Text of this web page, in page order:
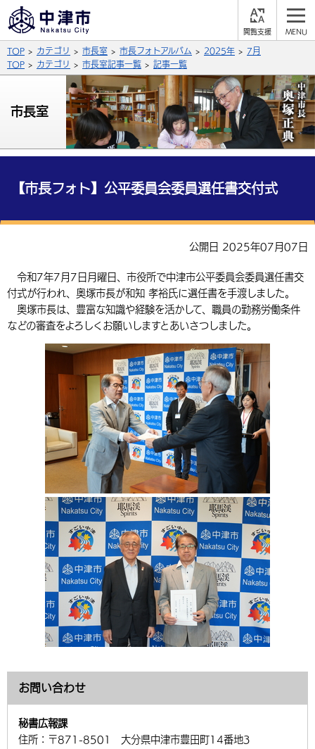
支
背景色
青 白
文字の大きさ
拡大 標準 縮小
言語を選択
英語（English） 中国語（簡体字）
中国語（繁体字） 韓国語（한국어）
組織案内
公式SNS
X (Twitter) YouTube
サイト内検索
総合メニュー
保険・年金
福祉・介護 健康・予防
税金 住宅・インフラ
環境・衛生 生涯学習・スポーツ・人権
外国人の方向け情報
入札・契約 産業・雇用
農林水産業 税金
都市整備
子育て・教育
施設情報 子どもを預ける
手当・助成 健康・医療
計画・施策
観光・移住
グルメ・食べる
四季のイベント・祭り
移住・定住
市役所の紹介
地方創生・地域活性化 広報・広聴
行政・計画
TOP カテゴリ 市長室 市長フォトアルバム 2025年
7月
TOP
カテゴリ 市長室記事一覧 記事一覧
市長室
【市長フォト】公平委員会委員選任書交付式
公開日 2025年07月07日
令和7年7月7日月曜日、市役所で中津市公平委員会委員選任書交
付式が行われ、奥塚市長が和知 孝裕氏に選任書を手渡しました。
奥塚市長は、豊富な知識や経験を活かして、職員の勤務労働条件
などの審査をよろしくお願いしますとあいさつしました。
お問い合わせ
秘書広報課
住所： 〒871-8501 大分県中津市豊田町14番地3